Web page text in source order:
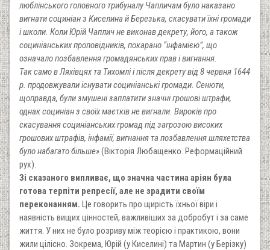
люблінського головного трибуналу Чапличам було наказано
вигнати социніан з Киселина й Березька, скасувати їхні громади
і школи. Коли Юрій Чаплич не виконав декрету, його, а також
социніанських проповідників, покарано “інфамією”, що
означало позбавлення громадянських прав і вигнання.
Так само в Ляхівцях та Тихомлі і після декрету від 8 червня 1644
р. продовжували існувати социніанські громади. Сенюти,
щоправда, були змушені заплатити значні грошові штрафи,
однак социніан з своїх маєтків не вигнали. Вироків про
скасування социніанських громад під загрозою високих
грошових штрафів, інфамії, вигнання та позбавлення шляхетства
було набагато більше»(Вікторія Любащенко. Реформаційний
рух).
Зі сказаного випливає, що значна частина аріян була
готова терпіти репресії, але не зрадити своїм
переконанням. Це говорить про щирість їхньої віри і
наявність вищих цінностей, важливіших за добробут і за саме
життя. У них не було розриву між теорією і практикою, вони
жили цілісно. Зокрема, Юрій (у Киселині) та Мартин (у Берізку)